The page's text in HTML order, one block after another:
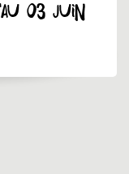
03 juin